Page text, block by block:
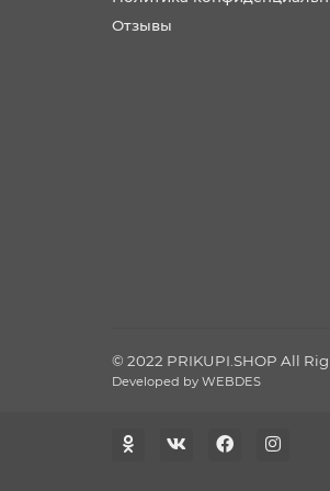
Отзывы
© 2022 PRIKUPI.SHOP All
Developed by WEBDES